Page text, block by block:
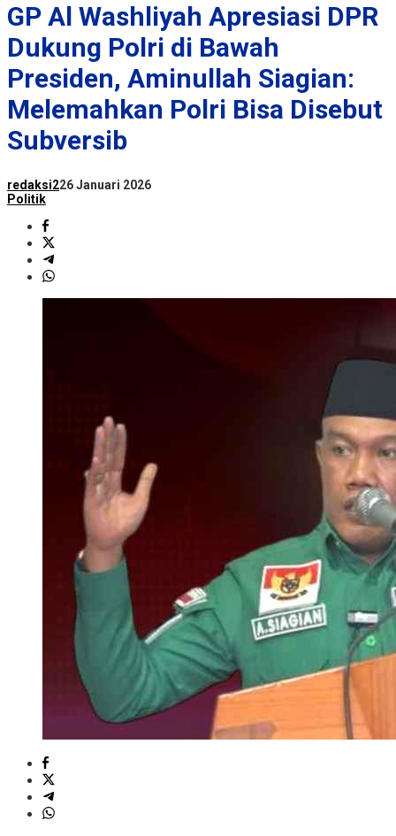
GP Al Washliyah Apresiasi DPR
Dukung Polri di Bawah
Presiden, Aminullah Siagian:
Melemahkan Polri Bisa Disebut
Subversib
redaksi226 Januari 2026
Politik